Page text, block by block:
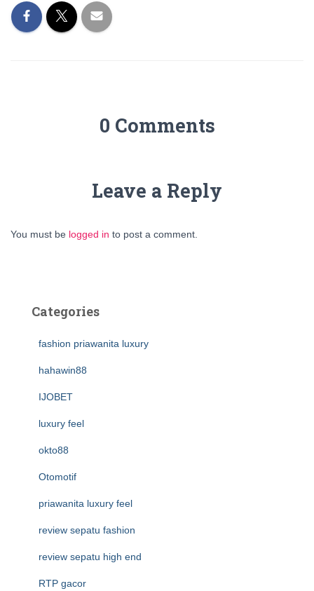
0 Comments
Leave a Reply
You must be logged in to post a comment.
Categories
fashion priawanita luxury
hahawin88
IJOBET
luxury feel
okto88
Otomotif
priawanita luxury feel
review sepatu fashion
review sepatu high end
RTP gacor